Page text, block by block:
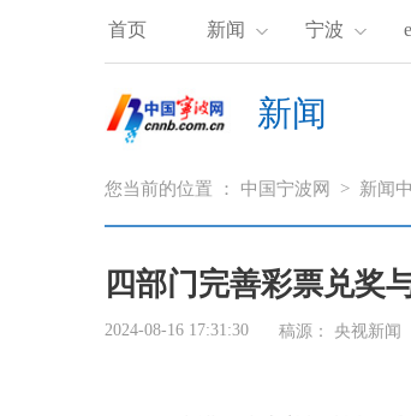
首页 新闻 宁波
新闻
您当前的位置 ： 中国宁波网 > 新闻
四部门完善彩票兑奖
2024-08-16 17:31:30 稿源： 央视新闻